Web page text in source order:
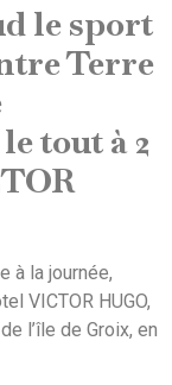
le sport
Terre
toutà 2
à la journée,
VICTOR HUGO,
l’île de Groix, en